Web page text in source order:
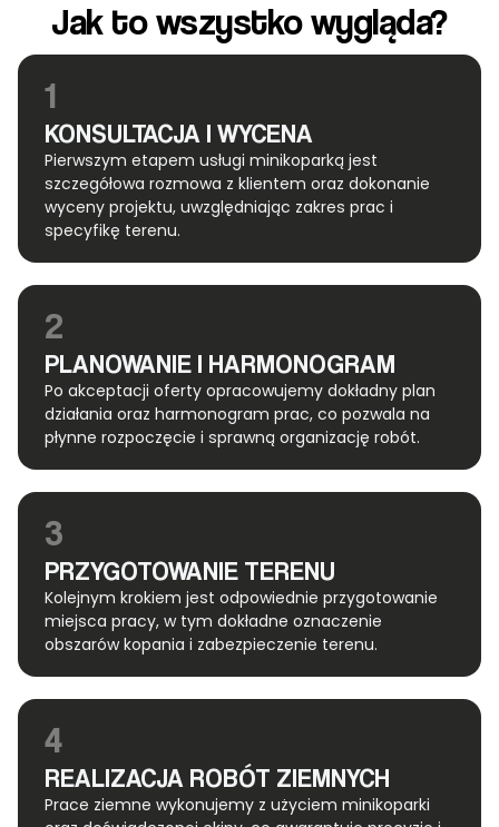
Jak to wszystko wygląda?
1
KONSULTACJA I WYCENA
Pierwszym etapem usługi minikoparką jest
szczegółowa rozmowa z klientem oraz dokonanie
wyceny projektu, uwzględniając zakres prac i
specyfikę terenu.
2
PLANOWANIE I HARMONOGRAM
Po akceptacji oferty opracowujemy dokładny plan
działania oraz harmonogram prac, co pozwala na
płynne rozpoczęcie i sprawną organizację robót.
3
PRZYGOTOWANIE TERENU
Kolejnym krokiem jest odpowiednie przygotowanie
miejsca pracy, w tym dokładne oznaczenie
obszarów kopania i zabezpieczenie terenu.
4
REALIZACJA ROBÓT ZIEMNYCH
Prace ziemne wykonujemy z użyciem minikoparki